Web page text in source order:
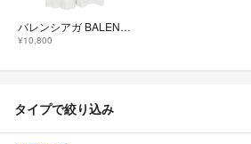
バレンシアガ BALENCIAGA ノースリーブ タンクトップ ホワイト
¥10,800
タイプで絞り込み